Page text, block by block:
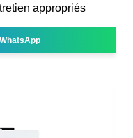
appropriés
WhatsApp